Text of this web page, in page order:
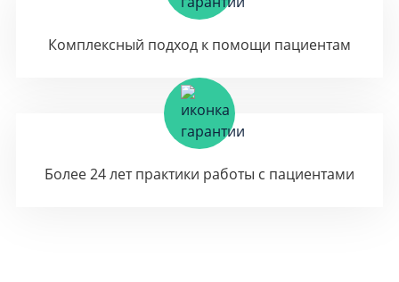
Комплексный подход к помощи пациентам
Более 24 лет практики работы с пациентами